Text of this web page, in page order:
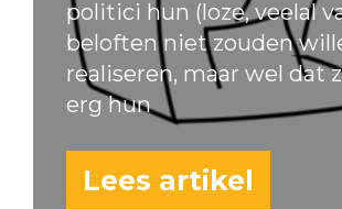
politici hun (loze, veelal
beloften niet zouden
realiseren, maar wel dat
erg hun
Lees artikel